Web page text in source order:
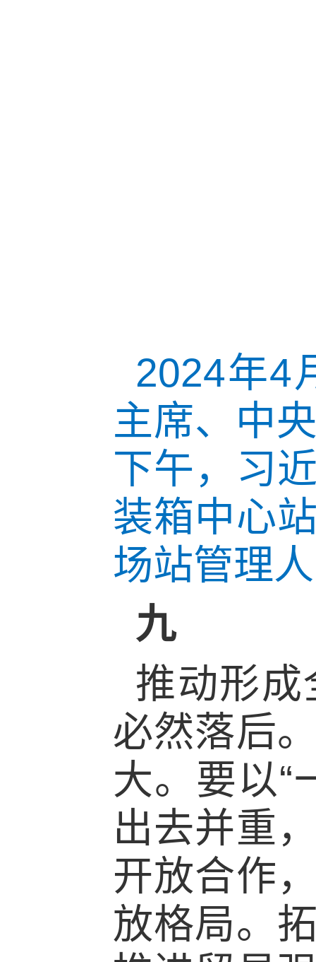
2024年4
主席、中
下午，习
装箱中心
场站管理
九
推动形
必然落后
大。要以“
出去并重
开放合作
放格局。